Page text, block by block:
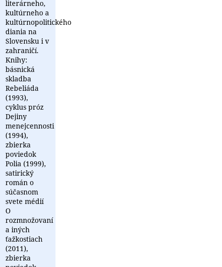
literárneho,
kultúrneho a
kultúrnopolitického
diania na
Slovensku i v
zahraničí.
Knihy:
básnická
skladba
Rebeliáda
(1993),
cyklus próz
Dejiny
menejcennosti
(1994),
zbierka
poviedok
Polia (1999),
satirický
román o
súčasnom
svete médií
O
rozmnožovaní
a iných
ťažkostiach
(2011),
zbierka